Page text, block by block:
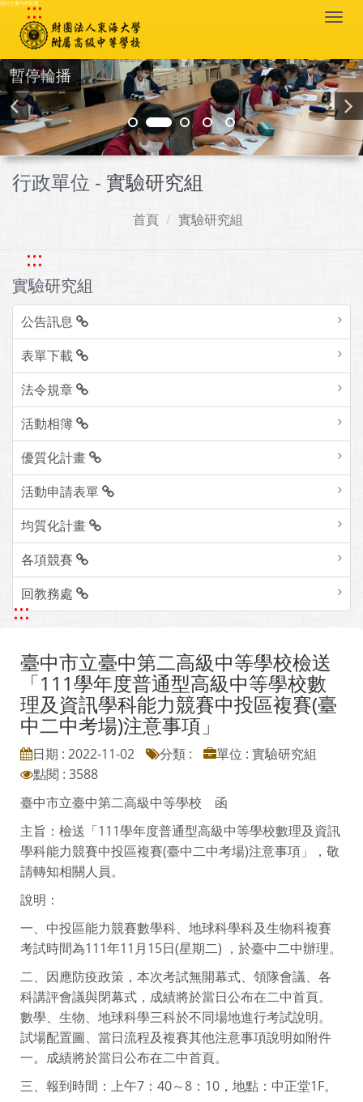
跳到主要內容區塊
:::
暫停輪播
行政單位 - 實驗研究組
首頁 實驗研究組
:::
實驗研究組
公告訊息
表單下載
法令規章
活動相簿
優質化計畫
活動申請表單
均質化計畫
各項競賽
回教務處
:::
臺中市立臺中第二高級中等學校檢送
「111學年度普通型高級中等學校數
理及資訊學科能力競賽中投區複賽(臺
中二中考場)注意事項」
日期 : 2022-11-02 分類 :
單位 : 實驗研究組
點閱 : 3588
臺中市立臺中第二高級中等學校 函
主旨：檢送「111學年度普通型高級中等學校數理及資訊
學科能力競賽中投區複賽(臺中二中考場)注意事項」，敬
請轉知相關人員。
說明：
一、中投區能力競賽數學科、地球科學科及生物科複賽
考試時間為111年11月15日(星期二) ，於臺中二中辦理。
二、因應防疫政策，本次考試無開幕式、領隊會議、各
科講評會議與閉幕式，成績將於當日公布在二中首頁。
數學、生物、地球科學三科於不同場地進行考試說明。
試場配置圖、當日流程及複賽其他注意事項說明如附件
一。成績將於當日公布在二中首頁。
三、報到時間：上午7：40～8：10，地點：中正堂1F。